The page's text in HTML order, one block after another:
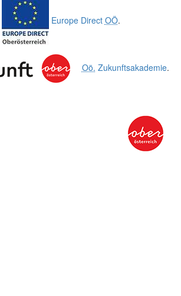
Europe Direct OÖ.
Oö. Zukunftsakademie.